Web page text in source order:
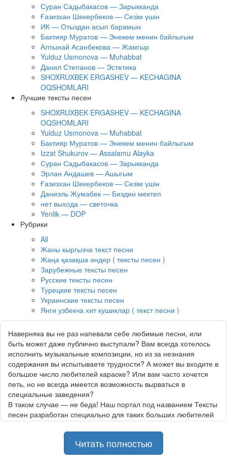
Суран Садыбакасов — Зарыкканда
Ғазизхан Шекербеков — Сезім үшін
ИК — Отыздан асып барамын
Бактияр Муратов — Энекем менин байлыгым
Алтынай Асанбекова — Жамгыр
Yulduz Usmonova — Muhabbat
Данил Степанов — Эстетика
SHOXRUXBEK ERGASHEV — KECHAGINA
OQSHOMLARI
Лучшие тексты песен
SHOXRUXBEK ERGASHEV — KECHAGINA
OQSHOMLARI
Yulduz Usmonova — Muhabbat
Бактияр Муратов — Энекем менин байлыгым
Izzat Shukurov — Assalamu Alayka
Суран Садыбакасов — Зарыкканда
Эрлан Андашев — Ашыгым
Ғазизхан Шекербеков — Сезім үшін
Даниэль Жумабек — Биздин мектеп
нет выхода — светочка
Yenlik — DOP
Рубрики
All
Жаны кыргызча текст песни
Жаңа қазақша әндер ( тексты песен )
Зарубежные тексты песен
Русские тексты песен
Турецкие тексты песен
Украинские тексты песен
Янги узбекча хит кушиклар ( текст песни )
Наверняка вы не раз напевали себе любимые песни, или
быть может даже публично выступали? Вам всегда хотелось
исполнить музыкальные композиции, но из за незнания
содержания вы испытываете трудности? А может вы входите в
большое число любителей караоке? Или вам часто хочется
петь, но не всегда имеется возможность вырваться в
специальные заведения?
В таком случае — не беда! Наш портал под названием Тексты
песен разработан специально для таких больших любителей
как вы! Для вашего удобства мы собрали огромную подборку
данных, включающую в себя текста и переводы самых
популярных и востребованных песен. Вам больше не
придётся выезжать куда либо или дожидаться, пока все ваши
Читать полностью